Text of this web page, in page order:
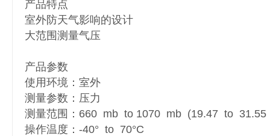
产品特点
室外防天气影响的设计
大范围测量气压
产品参数
使用环境：室外
测量参数：压力
测量范围：660 mb to 1070 mb (19.47 to 31.55
操作温度：-40° to 70°C